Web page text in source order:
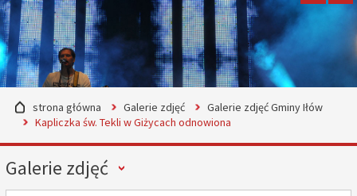
strona główna Galerie zdjęć
Galerie zdjęć Gminy Iłów
Kapliczka św. Tekli w Giżycach odnowiona
Menu
Galerie zdjęć